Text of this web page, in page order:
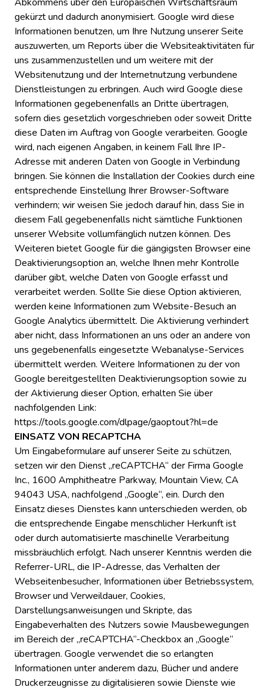
gekürzt und dadurch anonymisiert. Google wird diese
Informationen benutzen, um Ihre Nutzung unserer Seite
auszuwerten, um Reports über die Websiteaktivitäten für
uns zusammenzustellen und um weitere mit der
Websitenutzung und der Internetnutzung verbundene
Dienstleistungen zu erbringen. Auch wird Google diese
Informationen gegebenenfalls an Dritte übertragen,
sofern dies gesetzlich vorgeschrieben oder soweit Dritte
diese Daten im Auftrag von Google verarbeiten. Google
wird, nach eigenen Angaben, in keinem Fall Ihre IP-
Adresse mit anderen Daten von Google in Verbindung
bringen. Sie können die Installation der Cookies durch eine
entsprechende Einstellung Ihrer Browser-Software
verhindern; wir weisen Sie jedoch darauf hin, dass Sie in
diesem Fall gegebenenfalls nicht sämtliche Funktionen
unserer Website vollumfänglich nutzen können. Des
Weiteren bietet Google für die gängigsten Browser eine
Deaktivierungsoption an, welche Ihnen mehr Kontrolle
darüber gibt, welche Daten von Google erfasst und
verarbeitet werden. Sollte Sie diese Option aktivieren,
werden keine Informationen zum Website-Besuch an
Google Analytics übermittelt. Die Aktivierung verhindert
aber nicht, dass Informationen an uns oder an andere von
uns gegebenenfalls eingesetzte Webanalyse-Services
übermittelt werden. Weitere Informationen zu der von
Google bereitgestellten Deaktivierungsoption sowie zu
der Aktivierung dieser Option, erhalten Sie über
nachfolgenden Link:
https://tools.google.com/dlpage/gaoptout?hl=de
EINSATZ VON RECAPTCHA
Um Eingabeformulare auf unserer Seite zu schützen,
setzen wir den Dienst „reCAPTCHA“ der Firma Google
Inc., 1600 Amphitheatre Parkway, Mountain View, CA
94043 USA, nachfolgend „Google“, ein. Durch den
Einsatz dieses Dienstes kann unterschieden werden, ob
die entsprechende Eingabe menschlicher Herkunft ist
oder durch automatisierte maschinelle Verarbeitung
missbräuchlich erfolgt. Nach unserer Kenntnis werden die
Referrer-URL, die IP-Adresse, das Verhalten der
Webseitenbesucher, Informationen über Betriebssystem,
Browser und Verweildauer, Cookies,
Darstellungsanweisungen und Skripte, das
Eingabeverhalten des Nutzers sowie Mausbewegungen
im Bereich der „reCAPTCHA“-Checkbox an „Google“
übertragen. Google verwendet die so erlangten
Informationen unter anderem dazu, Bücher und andere
Druckerzeugnisse zu digitalisieren sowie Dienste wie